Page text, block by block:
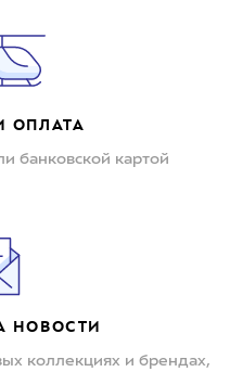
ОПЛАТА
банковской картой
НОВОСТИ
коллекциях и брендах,